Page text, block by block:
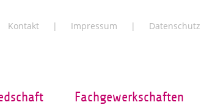
Kontakt Impressum Datenschutz
Fachgewerkschaften